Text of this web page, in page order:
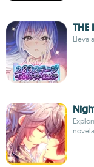
THE
Lleva